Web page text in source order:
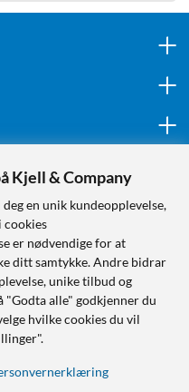
Kjell & Company
en unik kundeopplevelse,
cookies
er nødvendige for at
ditt samtykke. Andre bidrar
unike tilbud og
"Godta alle" godkjenner du
hvilke cookies du vil